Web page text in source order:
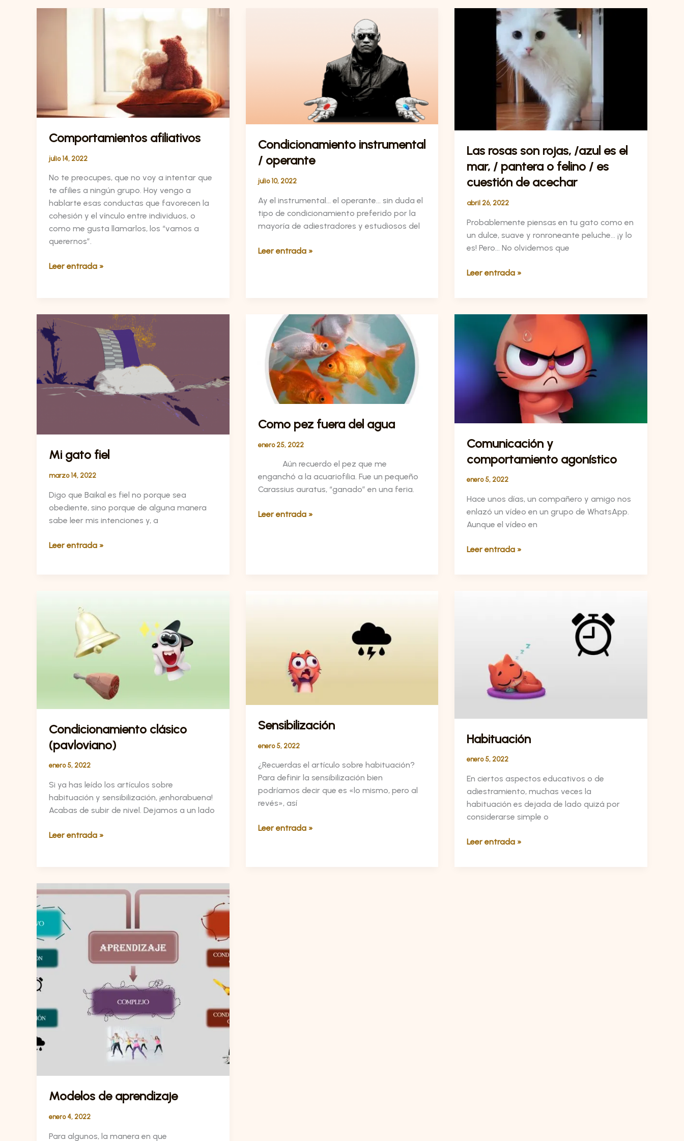
Comportamientos afiliativos
julio 14, 2022
No te preocupes, que no voy a intentar que
te afilies a ningún grupo. Hoy vengo a
hablarte esas conductas que favorecen la
cohesión y el vínculo entre individuos, o
como me gusta llamarlos, los “vamos a
querernos”.
Leer entrada »
Condicionamiento instrumental
/ operante
julio 10, 2022
Ay el instrumental… el operante… sin duda el
tipo de condicionamiento preferido por la
mayoría de adiestradores y estudiosos del
Leer entrada »
Las rosas son rojas, /azul es el
mar, / pantera o felino / es
cuestión de acechar
abril 26, 2022
Probablemente piensas en tu gato como en
un dulce, suave y ronroneante peluche… ¡y lo
es! Pero… No olvidemos que
pantera
felino
/
es
de
acechar
Leer entrada »
Mi gato fiel
marzo 14, 2022
Digo que Baikal es fiel no porque sea
obediente, sino porque de alguna manera
sabe leer mis intenciones y, a
Mi
gato
fiel
Leer entrada »
Como pez fuera del agua
enero 25, 2022
Aún recuerdo el pez que me
enganchó a la acuariofilia. Fue un pequeño
Carassius auratus, “ganado” en una feria.
Como
fuera
agua
Leer entrada »
Comunicación y
comportamiento agonístico
enero 5, 2022
Hace unos días, un compañero y amigo nos
enlazó un vídeo en un grupo de WhatsApp.
Aunque el vídeo en
Comunicación
comportamiento
agonístico
Leer entrada »
Condicionamiento clásico
(pavloviano)
enero 5, 2022
Si ya has leído los artículos sobre
habituación y sensibilización, ¡enhorabuena!
Acabas de subir de nivel. Dejamos a un lado
(pavloviano)
Leer entrada »
Sensibilización
enero 5, 2022
¿Recuerdas el artículo sobre habituación?
Para definir la sensibilización bien
podríamos decir que es «lo mismo, pero al
revés», así
Leer entrada »
Habituación
enero 5, 2022
En ciertos aspectos educativos o de
adiestramiento, muchas veces la
habituación es dejada de lado quizá por
considerarse simple o
Leer entrada »
Modelos de aprendizaje
enero 4, 2022
Para algunos, la manera en que
Modelos
aprendizaje